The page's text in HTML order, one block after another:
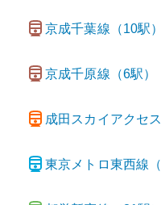
京成千葉線 （10駅）
京成千原線 （6駅）
成田スカイアクセス
東京メトロ東西線 （